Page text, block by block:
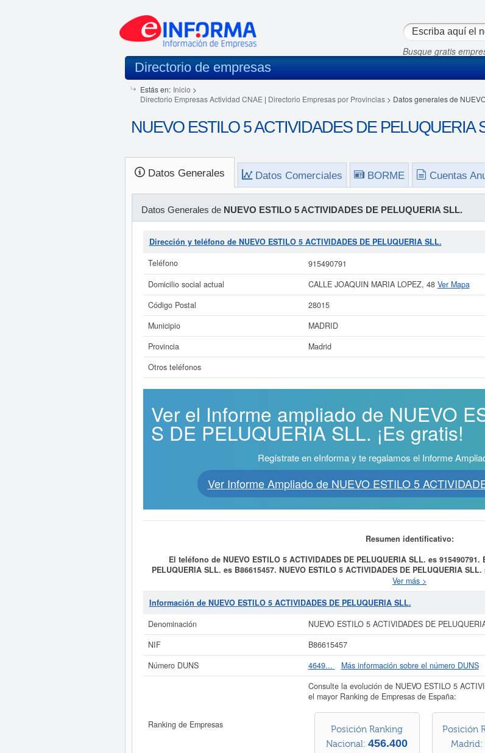
Busque gratis
Directorio de empresas
Estás en: Inicio >
Directorio Empresas Actividad CNAE | Directorio Empresas por Provincias> Datos generales de
NUEVO ESTILO 5 ACTIVIDADES DE PELUQUERIA
Datos Generales Datos Comerciales BORME Cuentas
Datos Generales de NUEVO ESTILO 5 ACTIVIDADES DE PELUQUERIA SLL.
Dirección y teléfono de NUEVO ESTILO 5 ACTIVIDADES DE PELUQUERIA SLL.
Teléfono
915490791
Domicilio social actual
CALLE JOAQUIN MARIA LOPEZ, 48 Ver Mapa
Código Postal
28015
Municipio
MADRID
Provincia
Madrid
Otros teléfonos
Ver el Informe ampliado de NUEVO
S DE PELUQUERIA SLL. ¡Es gratis!
Regístrate en eInforma y te regalamos el Informe
Ver Informe Ampliado de NUEVO ESTILO 5
Resumen identificativo:
El teléfono de NUEVO ESTILO 5 ACTIVIDADES DE PELUQUERIA SLL. es
PELUQUERIA SLL. es B86615457. NUEVO ESTILO 5 ACTIVIDADES DE PELUQUERIA SLL.
EXPLOTACION DE SALON DE PELUQUERIA Y ESTETICA. El CNAE al que está incluida esta
SIC asociado paraNUEVO ESTILO 5 ACTIVIDADES DE PELUQUERIA SLL.es el
empresa es de 5. La empresaNUEVO ESTILO 5 ACTIVIDADES DE PELUQUERIA SLL.
aproximado de 3.100 a 60.000 €. El Registro Mercantil tiene registrada esta empresa en
Si está interesado en conocer más datos de la empresa NUEVO ESTILO 5 ACTIVIDADES DE
este Informe ampliado
de NUEVO ESTILO 5 ACTIVIDADES DE PELUQUERIA SLL. y
balances y cuentas de resultados disponibles.
La última actualización del informe de empresa se ha
Ver más >
Información de NUEVO ESTILO 5 ACTIVIDADES DE PELUQUERIA SLL.
Denominación
NUEVO ESTILO 5 ACTIVIDADES DE
NIF
B86615457
Número DUNS
4649... Más información sobre el número DUNS
Ranking de Empresas
Consulte la evolución de NUEVO ESTILO 5
el mayor Ranking de Empresas de España:
Posición Ranking
Nacional: 456.400
Posición
Madrid: